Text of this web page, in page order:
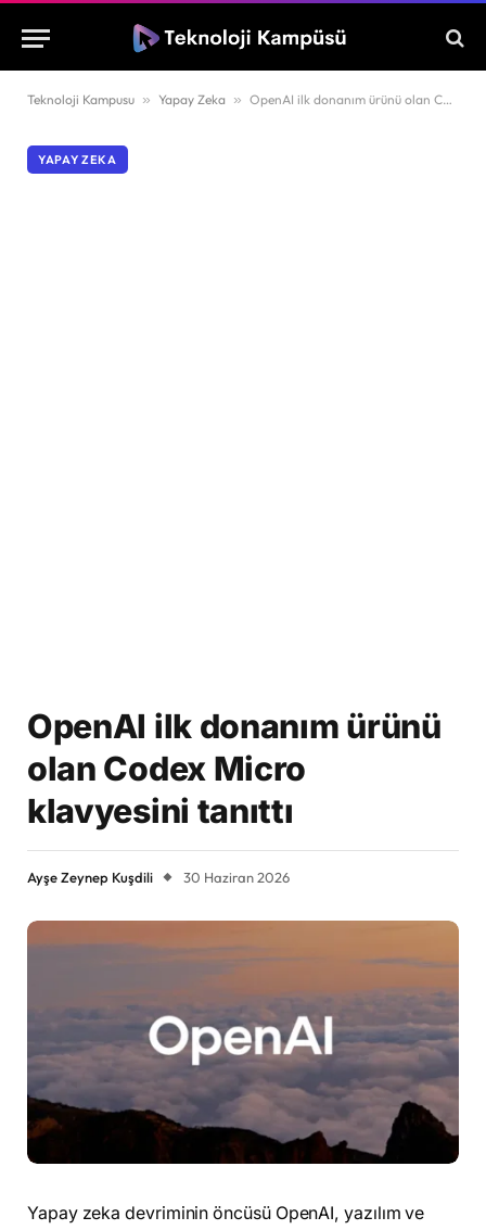
Teknoloji Kampusu » Yapay Zeka » OpenAI ilk donanım ürünü olan Codex Micro klavyesini tanıttı
YAPAY ZEKA
OpenAI ilk donanım ürünü
olan Codex Micro
klavyesini tanıttı
Ayşe Zeynep Kuşdili 30 Haziran 2026
Yapay zeka devriminin öncüsü OpenAI, yazılım ve